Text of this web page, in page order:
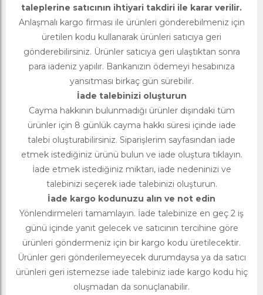
taleplerine satıcının ihtiyari takdiri ile karar verilir.
Anlaşmalı kargo firması ile ürünleri gönderebilmeniz için
üretilen kodu kullanarak ürünleri satıcıya geri
gönderebilirsiniz. Ürünler satıcıya geri ulaştıktan sonra
para iadeniz yapılır. Bankanızın ödemeyi hesabınıza
yansıtması birkaç gün sürebilir.
İade talebinizi oluşturun
Cayma hakkının bulunmadığı ürünler dışındaki tüm
ürünler için 8 günlük cayma hakkı süresi içinde iade
talebi oluşturabilirsiniz. Siparişlerim sayfasından iade
etmek istediğiniz ürünü bulun ve iade oluştura tıklayın.
İade etmek istediğiniz miktarı, iade nedeninizi ve
talebinizi seçerek iade talebinizi oluşturun.
İade kargo kodunuzu alın ve not edin
Yönlendirmeleri tamamlayın. İade talebinize en geç 2 iş
günü içinde yanıt gelecek ve satıcının tercihine göre
ürünleri göndermeniz için bir kargo kodu üretilecektir.
Ürünler geri gönderilemeyecek durumdaysa ya da satıcı
ürünleri geri istemezse iade talebiniz iade kargo kodu hiç
oluşmadan da sonuçlanabilir.